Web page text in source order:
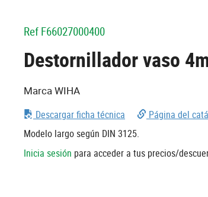
RefF66027000400
Destornillador vaso
Marca WIHA
Descargar ficha técnica
Página del
Modelo largo según DIN 3125.
Inicia sesión para acceder a tus precios/